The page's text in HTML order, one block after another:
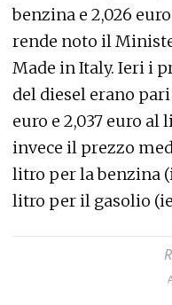
benzina e 2,026
rende noto il
Made in Italy. Ieri i
del diesel erano
euro e 2,037 euro
invece il prezzo
litro per la benzina
litro per il gasolio